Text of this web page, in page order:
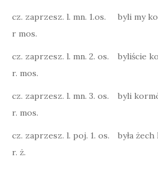
cz. zaprzesz. l. mn. 1.os.
r mos.
byli my
cz. zaprzesz. l. mn. 2. os.
r. mos.
byliście
cz. zaprzesz. l. mn. 3. os.
r. mos.
byli
cz. zaprzesz. l. poj. 1. os.
r. ż.
była